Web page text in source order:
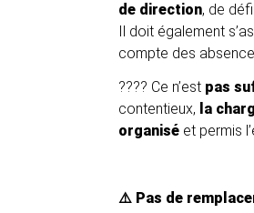
de direction, de
Il doit également
compte des
???? Ce n’est pas
contentieux, la
organisé et permis
⚠️ Pas de